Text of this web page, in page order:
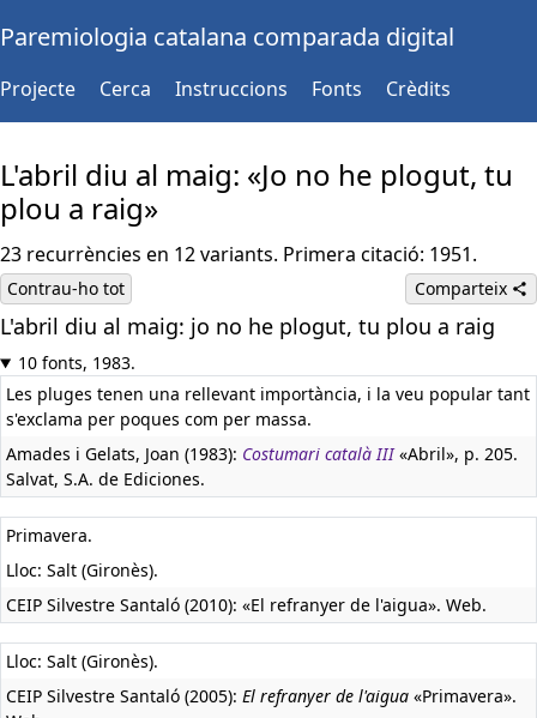
Paremiologia catalana comparada digital
Projecte Cerca Instruccions Fonts Crèdits
L'abril diu al maig: «Jo no he plogut, tu
plou a raig»
23 recurrències en 12 variants. Primera citació: 1951.
Contrau-ho tot Comparteix
L'abril diu al maig: jo no he plogut, tu plou a raig
10 fonts, 1983.
Les pluges tenen una rellevant importància, i la veu popular tant
s'exclama per poques com per massa.
Amades i Gelats, Joan (1983): Costumari català III«Abril», p. 205.
Salvat, S.A. de Ediciones.
Primavera.
Lloc: Salt (Gironès).
CEIP Silvestre Santaló (2010): «El refranyer de l'aigua». Web.
Lloc: Salt (Gironès).
CEIP Silvestre Santaló (2005): El refranyer de l'aigua «Primavera».